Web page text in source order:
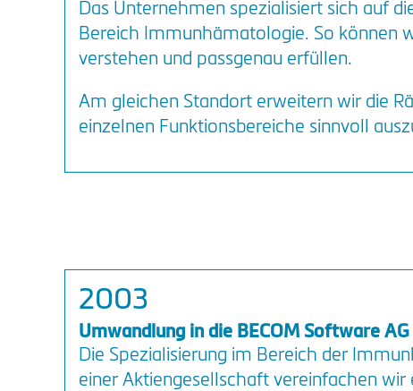
Das Unternehmen spezialisiert sich auf
Bereich Immunhämatologie. So können
verstehen und passgenau erfüllen.
Am gleichen Standort erweitern wir die
einzelnen Funktionsbereiche sinnvoll
2003
Umwandlung in die BECOM Software AG
Die Spezialisierung im Bereich der
einer Aktiengesellschaft vereinfachen